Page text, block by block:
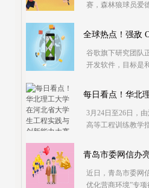
赛，森林狼球员爱
加6助攻1抢断1盖
全球热点！强敌
谷歌旗下研究团队
开发软件，目标是
每日看点！华北
3月24日至26日，
高等工程训练教学
大学举行。经
青岛市委网信办
近日，青岛市委网
优化营商环境”专